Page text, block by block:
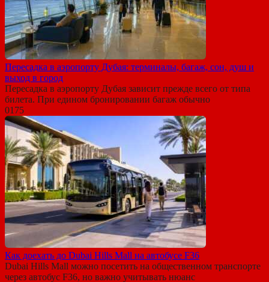
Пересадка в аэропорту Дубая: терминалы, багаж, сон, душ и
выход в город
Пересадка в аэропорту Дубая зависит прежде всего от типа
билета. При едином бронировании багаж обычно
0175
Как доехать до Dubai Hills Mall на автобусе F36
Dubai Hills Mall можно посетить на общественном транспорте
через автобус F36, но важно учитывать нюанс